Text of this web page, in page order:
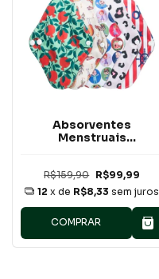
Absorventes
Menstruais
R$159,90 R$99,99
12 x de R$8,33 sem juros
COMPRAR